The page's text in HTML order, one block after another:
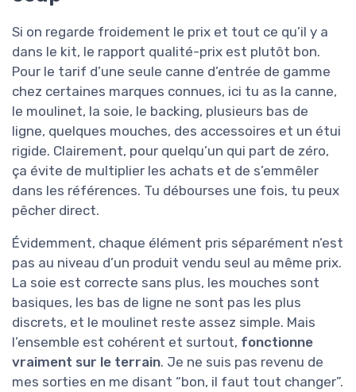
Si on regarde froidement le prix et tout ce qu’il y a
dans le kit, le rapport qualité-prix est plutôt bon.
Pour le tarif d’une seule canne d’entrée de gamme
chez certaines marques connues, ici tu as la canne,
le moulinet, la soie, le backing, plusieurs bas de
ligne, quelques mouches, des accessoires et un étui
rigide. Clairement, pour quelqu’un qui part de zéro,
ça évite de multiplier les achats et de s’emmêler
dans les références. Tu débourses une fois, tu peux
pêcher direct.
Évidemment, chaque élément pris séparément n’est
pas au niveau d’un produit vendu seul au même prix.
La soie est correcte sans plus, les mouches sont
basiques, les bas de ligne ne sont pas les plus
discrets, et le moulinet reste assez simple. Mais
l’ensemble est cohérent et surtout, fonctionne
vraiment sur le terrain. Je ne suis pas revenu de
mes sorties en me disant “bon, il faut tout changer”.